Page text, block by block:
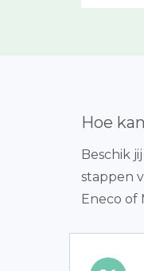
Hoe
Beschik
stappen
Eneco of